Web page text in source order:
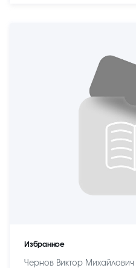
Избранное
Чернов Виктор Михайлович